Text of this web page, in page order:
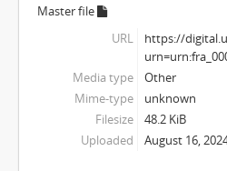
Master file
URL
https://
Media type
Other
Mime-type
unknown
Filesize
48.2 KiB
Uploaded
August 16,